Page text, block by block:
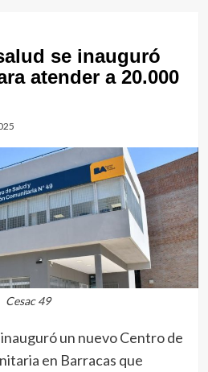
se inauguró
atender a 20.000
Cesac 49
un nuevo Centro de
en Barracas que